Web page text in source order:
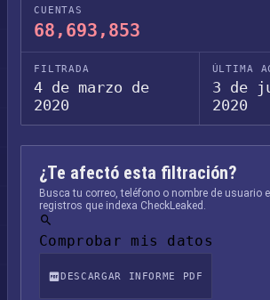
CUENTAS
68,693,853
FILTRADA
4 de marzo de
2020
ÚLTIMA
3 de
2020
¿Te afectó esta filtración?
Busca tu correo, teléfono o nombre de usuario
registros que indexa CheckLeaked.
Comprobar mis datos
DESCARGAR INFORME PDF